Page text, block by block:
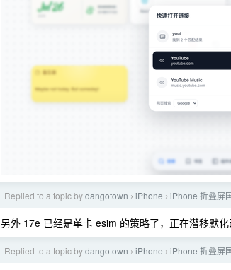
Replied to a topic bydangotown › iPhone › iPhone 折叠屏
另外 17e 已经是单卡 esim 的策略了，正在潜移默化
Replied to a topic bydangotown › iPhone › iPhone 折叠屏